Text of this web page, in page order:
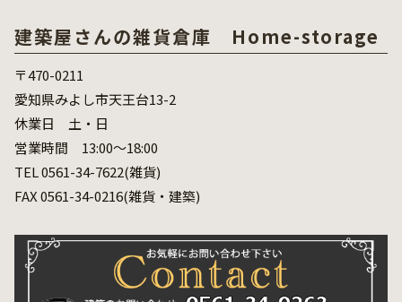
建築屋さんの雑貨倉庫 Home-storage
〒470-0211
愛知県みよし市天王台13-2
休業日 土・日
営業時間 13:00～18:00
TEL 0561-34-7622(雑貨)
FAX 0561-34-0216(雑貨・建築)